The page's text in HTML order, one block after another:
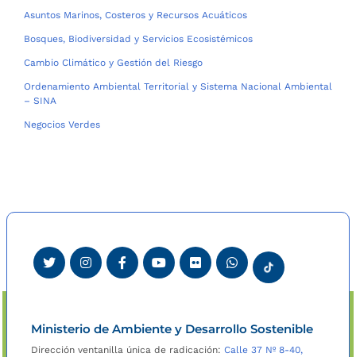
Asuntos Marinos, Costeros y Recursos Acuáticos
Bosques, Biodiversidad y Servicios Ecosistémicos
Cambio Climático y Gestión del Riesgo
Ordenamiento Ambiental Territorial y Sistema Nacional Ambiental
– SINA
Negocios Verdes
Ministerio de Ambiente y Desarrollo Sostenible
Dirección ventanilla única de radicación: Calle 37 Nº 8-40,